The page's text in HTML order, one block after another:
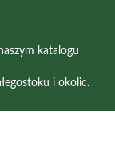
katalogu
i okolic.